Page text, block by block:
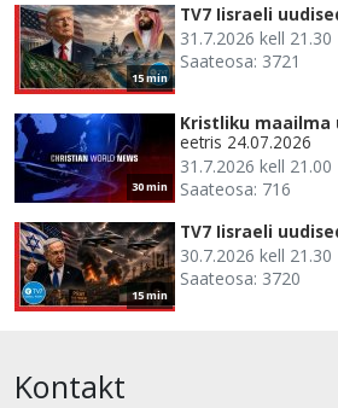
15 min
TV7 Iisraeli
31.7.2026 kell 21.30
Saateosa: 3721
30 min
Kristliku maailma
eetris 24.07.2026
31.7.2026 kell 21.00
Saateosa: 716
15 min
TV7 Iisraeli
30.7.2026 kell 21.30
Saateosa: 3720
Kontakt